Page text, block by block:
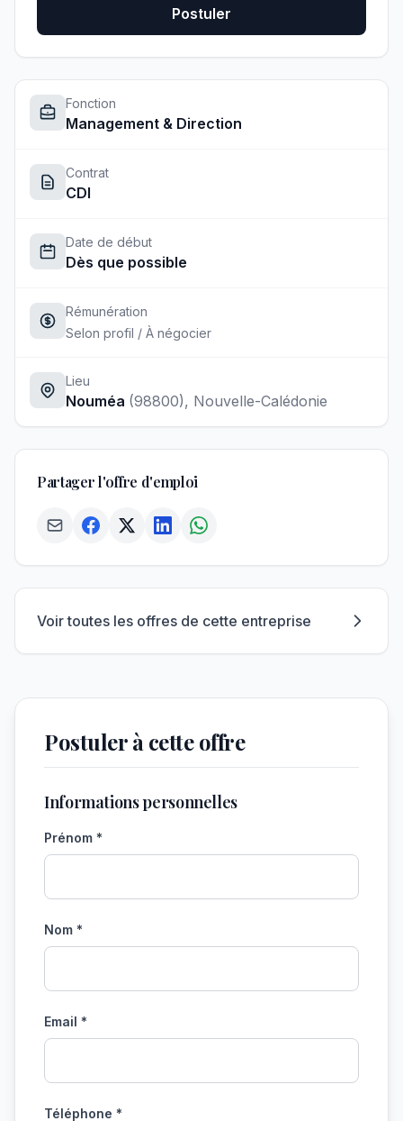
Postuler
Fonction
Management & Direction
Contrat
CDI
Date de début
Dès que possible
Rémunération
Selon profil / À négocier
Lieu
Nouméa (98800), Nouvelle-Calédonie
Partager l'offre d'emploi
Voir toutes les offres de cette entreprise
Postuler à cette offre
Informations personnelles
Prénom *
Nom *
Email *
Téléphone *